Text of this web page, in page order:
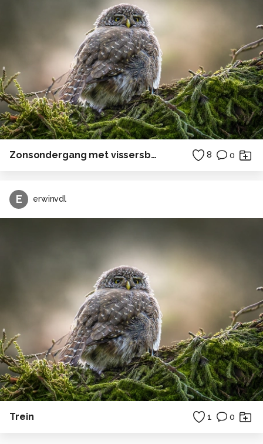
Zonsondergang met vissersboot 8 0
E erwinvdl
Trein 1 0